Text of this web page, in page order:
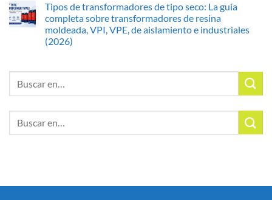
Tipos de transformadores de tipo seco: La guía
completa sobre transformadores de resina
moldeada, VPI, VPE, de aislamiento e industriales
(2026)